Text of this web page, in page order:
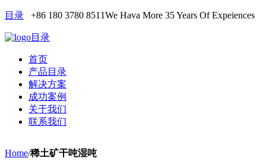
目录 +86 180 3780 8511We Hava More 35 Years Of Expeiences
目录
首页
产品目录
解决方案
成功案例
关于我们
联系我们
Home/稀土矿干吨湿吨